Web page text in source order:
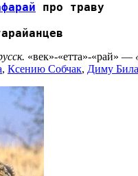
про траву
«век»-«етта»-«рай» —
, Ксению Собчак, Диму